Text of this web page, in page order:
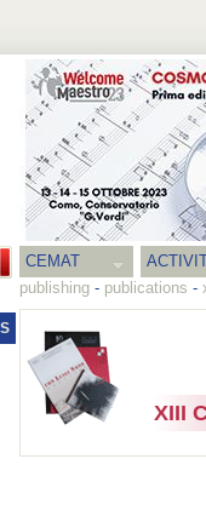
CEMAT
publishing - publications -
XIII